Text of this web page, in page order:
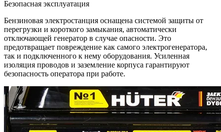
Безопасная эксплуатация
Бензиновая электростанция оснащена системой защиты от
перегрузки и короткого замыкания, автоматически
отключающей генератор в случае опасности. Это
предотвращает повреждение как самого электрогенератора,
так и подключенного к нему оборудования. Усиленная
изоляция проводов и заземление корпуса гарантируют
безопасность оператора при работе.